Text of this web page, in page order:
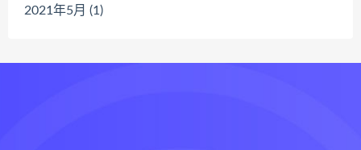
2021年5月 (1)